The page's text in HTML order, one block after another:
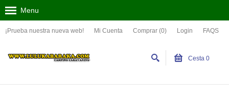
¡Prueba nuestra nueva web! Mi Cuenta Comprar (0) Login FAQS
Menu
Cesta 0